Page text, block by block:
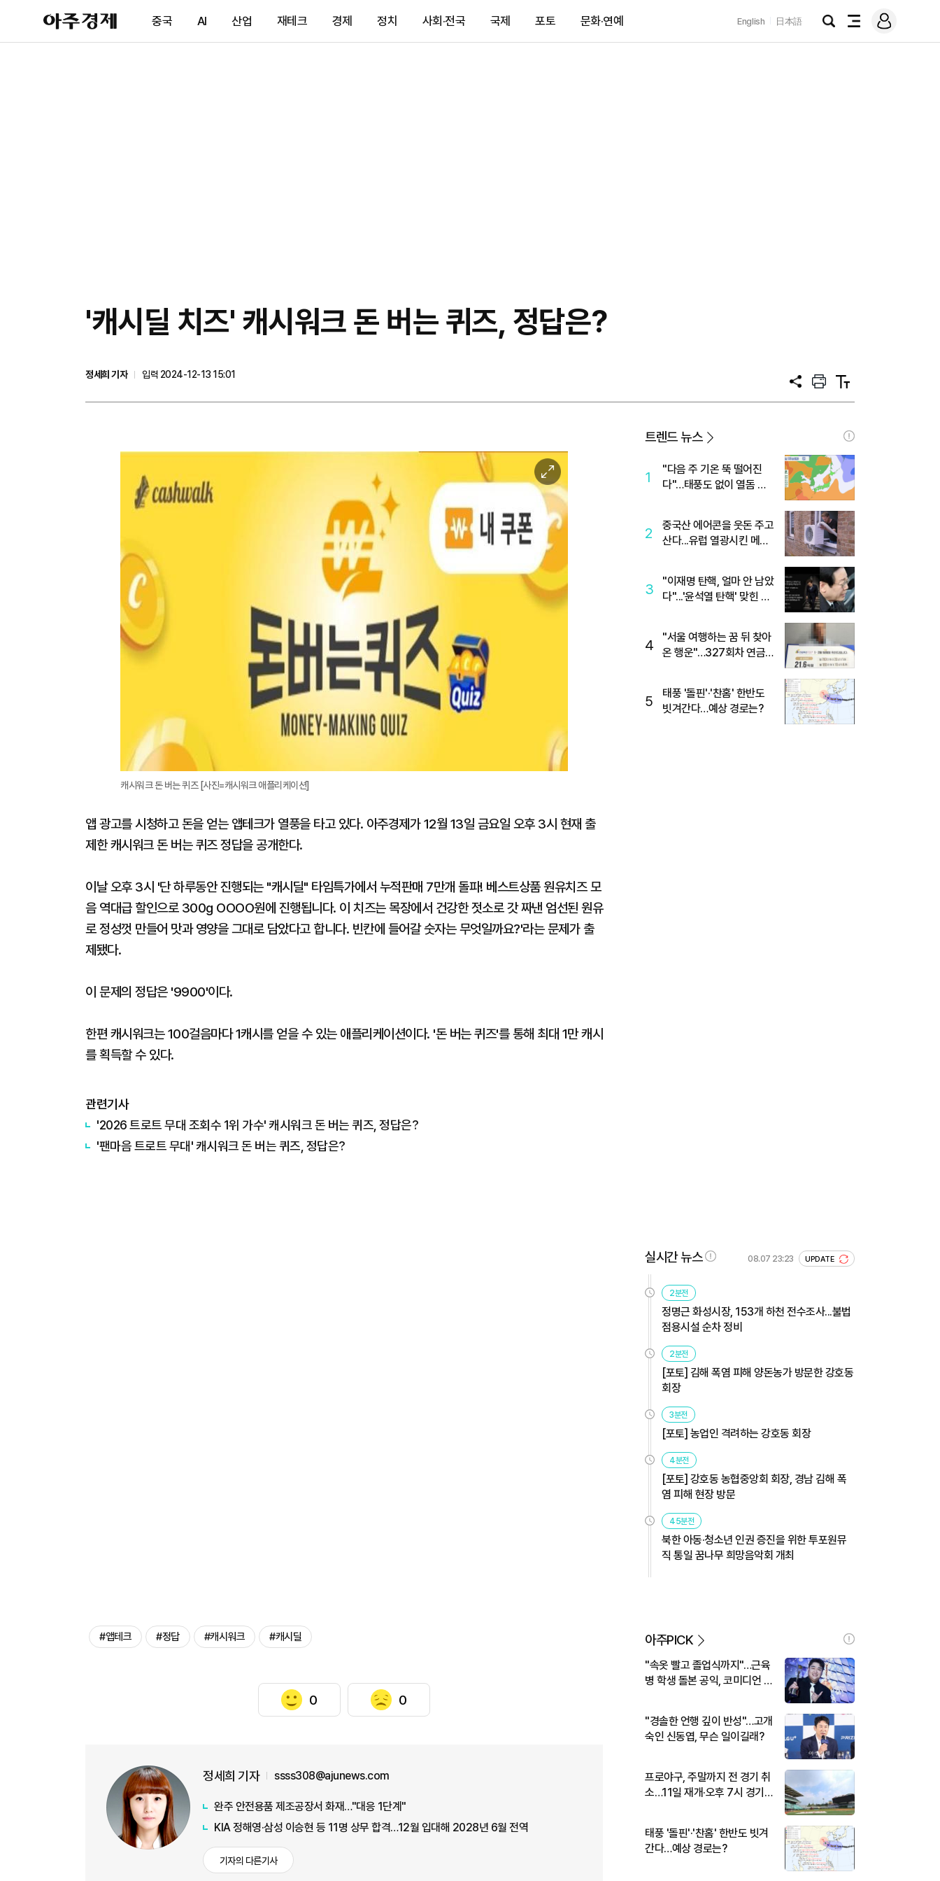
아
주
제
중국 AI 산업 재테크 경제 정치 사회·전국 국제 포토 문화·연예 English 日本語
검
전
메
그
'캐시딜 치즈' 캐시워크 돈 버는 퀴즈, 정답은?
정세희 기자
입력 2024-12-13 15:01
공
프
트
텍
트
이
미
지
대
캐시워크 돈 버는 퀴즈 [사진=캐시워크 애플리케이션]
앱 광고를 시청하고 돈을 얻는 앱테크가 열풍을 타고 있다. 아주경제가 12월 13일 금요일 오후 3시 현재 출
제한 캐시워크 돈 버는 퀴즈 정답을 공개한다.
이날 오후 3시 '단 하루동안 진행되는 "캐시딜" 타임특가에서 누적판매 7만개 돌파! 베스트상품 원유치즈 모
음 역대급 할인으로 300g OOOO원에 진행됩니다. 이 치즈는 목장에서 건강한 젓소로 갓 짜낸 엄선된 원유
로 정성껏 만들어 맛과 영양을 그대로 담았다고 합니다. 빈칸에 들어갈 숫자는 무엇일까요?'라는 문제가 출
제됐다.
이 문제의 정답은 '9900'이다.
한편 캐시워크는 100걸음마다 1캐시를 얻을 수 있는 애플리케이션이다. '돈 버는 퀴즈'를 통해 최대 1만 캐시
를 획득할 수 있다.
관련기사
'2026 트로트 무대 조회수 1위 가수' 캐시워크 돈 버는 퀴즈, 정답은?
'팬마음 트로트 무대' 캐시워크 돈 버는 퀴즈, 정답은?
#앱테크 #정답 #캐시워크 #캐시딜
0 0
정세희 기자 ssss308@ajunews.com
완주 안전용품 제조공장서 화재…"대응 1단계"
KIA 정해영·삼성 이승현 등 11명 상무 합격…12월 입대해 2028년 6월 전역
기자의 다른기사
트렌드 뉴스
1
"다음 주 기온 뚝 떨어진
다"…태풍도 없이 열돔 박
2
중국산 에어콘을 웃돈 주고
산다...유럽 열광시킨 메이
3
"이재명 탄핵, 얼마 안 남았
다"...'윤석열 탄핵' 맞힌 무
4
"서울 여행하는 꿈 뒤 찾아
온 행운"…327회차 연금
5
태풍 '돌핀'·'찬홈' 한반도
빗겨간다…예상 경로는?
실시간 뉴스 08.07 23:23 UPDATE
2분전
정명근 화성시장, 153개 하천 전수조사...불법
점용시설 순차 정비
2분전
[포토] 김해 폭염 피해 양돈농가 방문한 강호동
회장
3분전
[포토] 농업인 격려하는 강호동 회장
4분전
[포토] 강호동 농협중앙회 회장, 경남 김해 폭
염 피해 현장 방문
45분전
북한 아동·청소년 인권 증진을 위한 투포원뮤
직 통일 꿈나무 희망음악회 개최
아주PICK
"속옷 빨고 졸업식까지"…근육
병 학생 돌본 공익, 코미디언 김
"경솔한 언행 깊이 반성"…고개
숙인 신동엽, 무슨 일이길래?
프로야구, 주말까지 전 경기 취
소…11일 재개·오후 7시 경기
태풍 '돌핀'·'찬홈' 한반도 빗겨
간다…예상 경로는?